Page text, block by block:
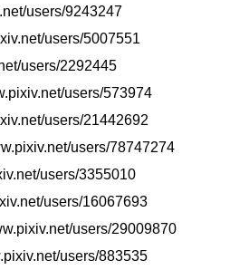
users/9243247
users/5007551
users/2292445
users/573974
users/21442692
users/78747274
users/3355010
users/16067693
users/29009870
users/883535